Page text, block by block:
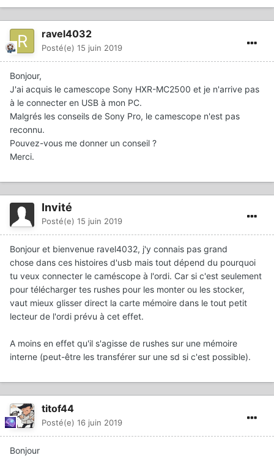
ravel4032
Posté(e) 15 juin 2019
Bonjour,
J'ai acquis le camescope Sony HXR-MC2500 et je n'arrive pas
à le connecter en USB à mon PC.
Malgrés les conseils de Sony Pro, le camescope n'est pas
reconnu.
Pouvez-vous me donner un conseil ?
Merci.
Invité
Posté(e) 15 juin 2019
Bonjour et bienvenue ravel4032, j'y connais pas grand
chose dans ces histoires d'usb mais tout dépend du pourquoi
tu veux connecter le caméscope à l'ordi. Car si c'est seulement
pour télécharger tes rushes pour les monter ou les stocker,
vaut mieux glisser direct la carte mémoire dans le tout petit
lecteur de l'ordi prévu à cet effet.
A moins en effet qu'il s'agisse de rushes sur une mémoire
interne (peut-être les transférer sur une sd si c'est possible).
titof44
Posté(e) 16 juin 2019
Bonjour